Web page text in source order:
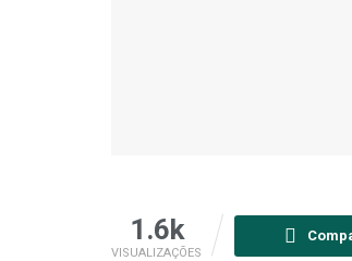
1.6k
VISUALIZAÇÕES